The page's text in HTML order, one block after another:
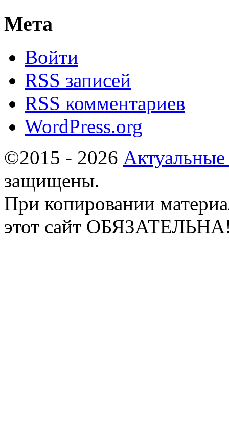
Мета
Войти
RSS записей
RSS комментариев
WordPress.org
©2015 - 2026
защищены.
При копировании
этот сайт